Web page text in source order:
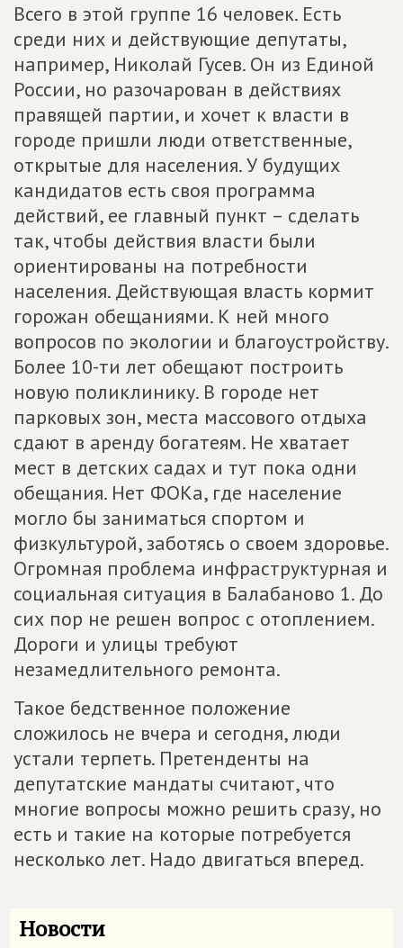
Всего в этой группе 16 человек. Есть
среди них и действующие депутаты,
например, Николай Гусев. Он из Единой
России, но разочарован в действиях
правящей партии, и хочет к власти в
городе пришли люди ответственные,
открытые для населения. У будущих
кандидатов есть своя программа
действий, ее главный пункт – сделать
так, чтобы действия власти были
ориентированы на потребности
населения. Действующая власть кормит
горожан обещаниями. К ней много
вопросов по экологии и благоустройству.
Более 10-ти лет обещают построить
новую поликлинику. В городе нет
парковых зон, места массового отдыха
сдают в аренду богатеям. Не хватает
мест в детских садах и тут пока одни
обещания. Нет ФОКа, где население
могло бы заниматься спортом и
физкультурой, заботясь о своем здоровье.
Огромная проблема инфраструктурная и
социальная ситуация в Балабаново 1. До
сих пор не решен вопрос с отоплением.
Дороги и улицы требуют
незамедлительного ремонта.
Такое бедственное положение
сложилось не вчера и сегодня, люди
устали терпеть. Претенденты на
депутатские мандаты считают, что
многие вопросы можно решить сразу, но
есть и такие на которые потребуется
несколько лет. Надо двигаться вперед.
Новости